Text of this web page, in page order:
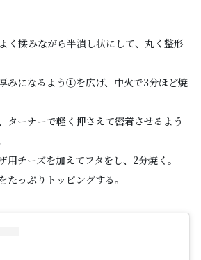
揉みながら半潰し状にして、丸く整形
みになるよう①を広げ、中火で3分ほど焼
ターナーで軽く押さえて密着させるよう
チーズを加えてフタをし、2分焼く。
っぷりトッピングする。